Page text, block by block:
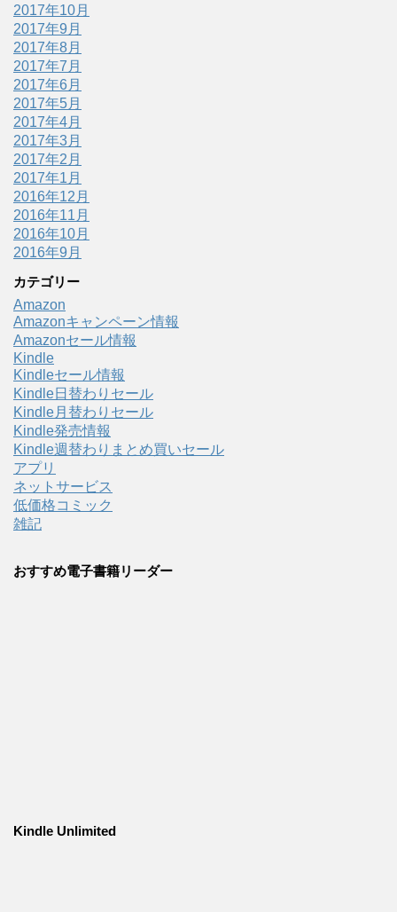
2017年10月
2017年9月
2017年8月
2017年7月
2017年6月
2017年5月
2017年4月
2017年3月
2017年2月
2017年1月
2016年12月
2016年11月
2016年10月
2016年9月
カテゴリー
Amazon
Amazonキャンペーン情報
Amazonセール情報
Kindle
Kindleセール情報
Kindle日替わりセール
Kindle月替わりセール
Kindle発売情報
Kindle週替わりまとめ買いセール
アプリ
ネットサービス
低価格コミック
雑記
おすすめ電子書籍リーダー
Kindle Unlimited